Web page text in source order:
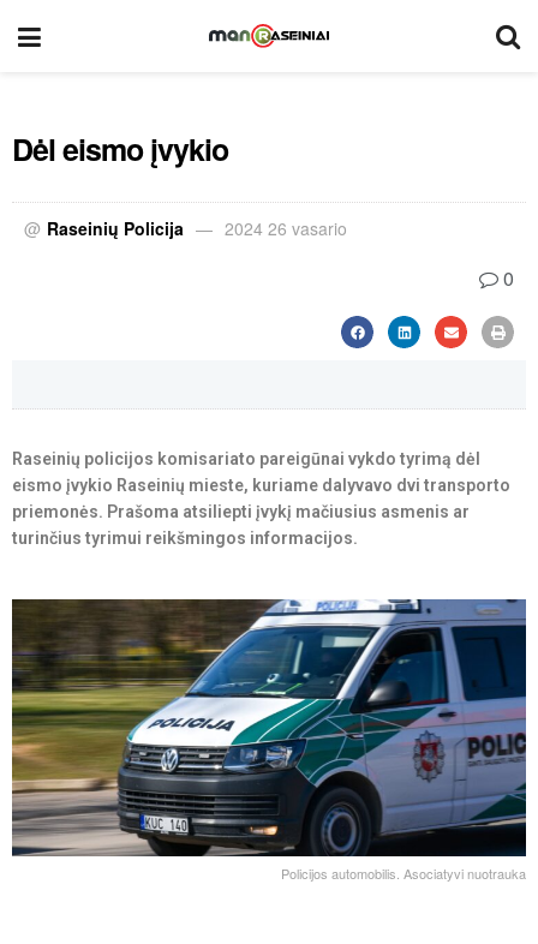
Dėl eismo įvykio
@ Raseinių Policija 2024 26 vasario
0
Raseinių policijos komisariato pareigūnai vykdo tyrimą dėl
eismo įvykio Raseinių mieste, kuriame dalyvavo dvi transporto
priemonės. Prašoma atsiliepti įvykį mačiusius asmenis ar
turinčius tyrimui reikšmingos informacijos.
Policijos automobilis. Asociatyvi nuotrauka